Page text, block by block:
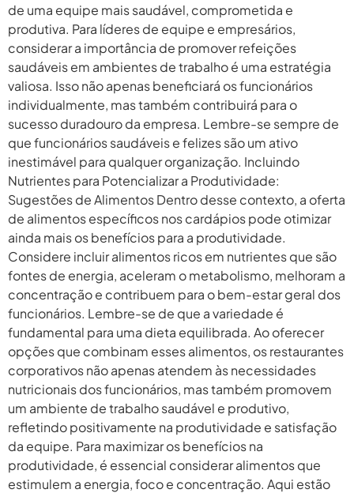
de uma equipe mais saudável, comprometida e
produtiva. Para líderes de equipe e empresários,
considerar a importância de promover refeições
saudáveis em ambientes de trabalho é uma estratégia
valiosa. Isso não apenas beneficiará os funcionários
individualmente, mas também contribuirá para o
sucesso duradouro da empresa. Lembre-se sempre de
que funcionários saudáveis e felizes são um ativo
inestimável para qualquer organização. Incluindo
Nutrientes para Potencializar a Produtividade:
Sugestões de Alimentos Dentro desse contexto, a oferta
de alimentos específicos nos cardápios pode otimizar
ainda mais os benefícios para a produtividade.
Considere incluir alimentos ricos em nutrientes que são
fontes de energia, aceleram o metabolismo, melhoram a
concentração e contribuem para o bem-estar geral dos
funcionários. Lembre-se de que a variedade é
fundamental para uma dieta equilibrada. Ao oferecer
opções que combinam esses alimentos, os restaurantes
corporativos não apenas atendem às necessidades
nutricionais dos funcionários, mas também promovem
um ambiente de trabalho saudável e produtivo,
refletindo positivamente na produtividade e satisfação
da equipe. Para maximizar os benefícios na
produtividade, é essencial considerar alimentos que
estimulem a energia, foco e concentração. Aqui estão